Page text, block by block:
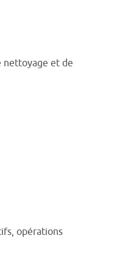
nettoyage et de
opérations